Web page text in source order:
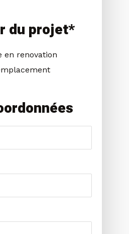
du projet*
en renovation